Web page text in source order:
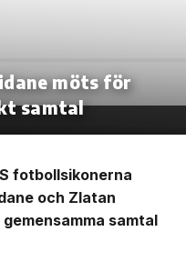
möts för
samtal
fotbollsikonerna
och Zlatan
samtal